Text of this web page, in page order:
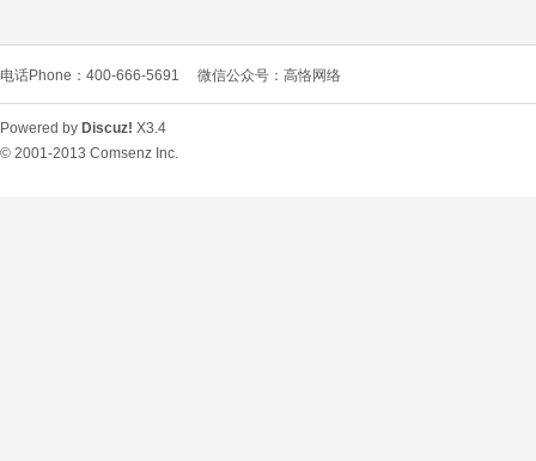
电话Phone：400-666-5691 微信公众号：高恪网络
Powered by Discuz! X3.4
© 2001-2013 Comsenz Inc.